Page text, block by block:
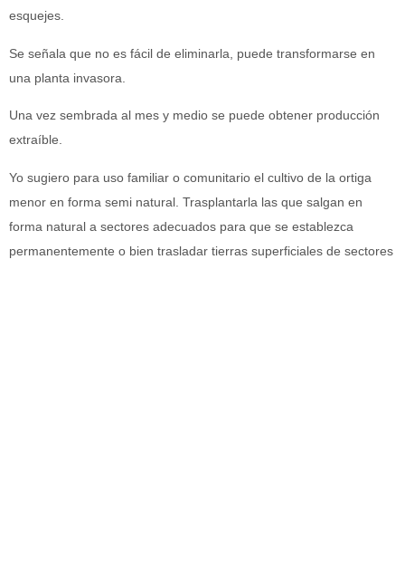
esquejes.
Se señala que no es fácil de eliminarla, puede transformarse en
una planta invasora.
Una vez sembrada al mes y medio se puede obtener producción
extraíble.
Yo sugiero para uso familiar o comunitario el cultivo de la ortiga
menor en forma semi natural. Trasplantarla las que salgan en
forma natural a sectores adecuados para que se establezca
permanentemente o bien trasladar tierras superficiales de sectores